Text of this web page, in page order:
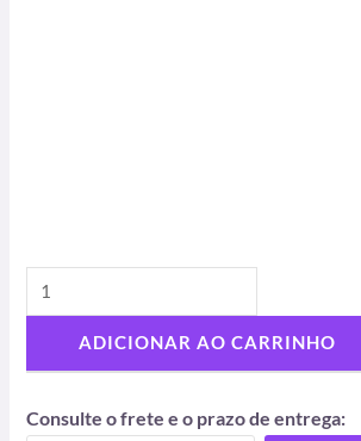
ADICIONAR AO CARRINHO
Consulte o frete e o prazo de entrega: